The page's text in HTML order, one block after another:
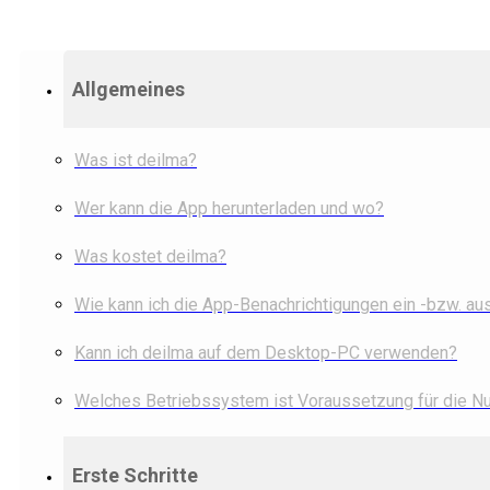
Allgemeines
Was ist deilma?
Wer kann die App herunterladen und wo?
Was kostet deilma?
Wie kann ich die App-Benachrichtigungen ein -bzw.
Kann ich deilma auf dem Desktop-PC verwenden?
Welches Betriebssystem ist Voraussetzung für die
Erste Schritte